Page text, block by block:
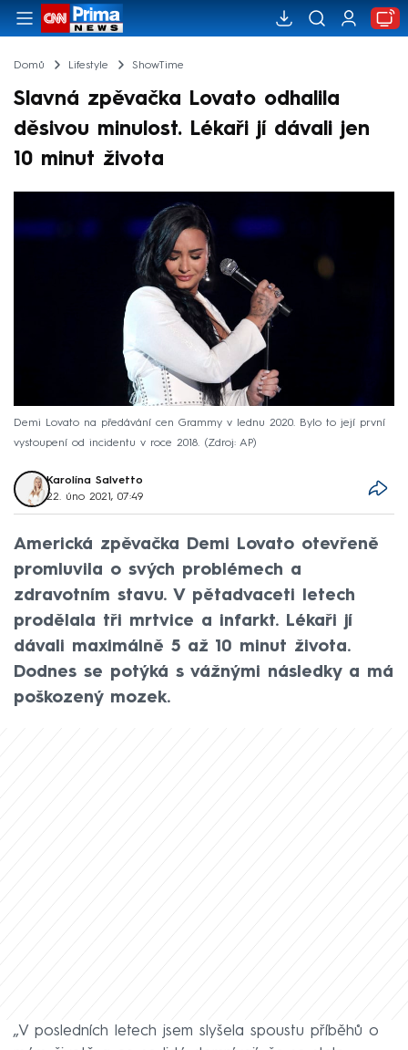
Domů Lifestyle ShowTime
Slavná zpěvačka Lovato odhalila
děsivou minulost. Lékaři jí dávali jen
10 minut života
Demi Lovato na předávání cen Grammy v lednu 2020. Bylo to její první
vystoupení od incidentu v roce 2018.
Zdroj: AP
Karolína Salvetto
22. úno 2021, 07:49
Americká zpěvačka Demi Lovato otevřeně
promluvila o svých problémech a
zdravotním stavu. V pětadvaceti letech
prodělala tři mrtvice a infarkt. Lékaři jí
dávali maximálně 5 až 10 minut života.
Dodnes se potýká s vážnými následky a má
poškozený mozek.
„V posledních letech jsem slyšela spoustu příběhů o